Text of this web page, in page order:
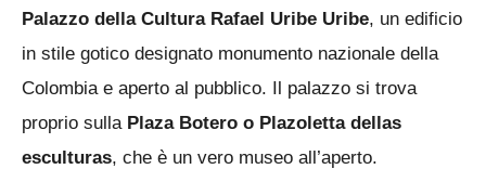
Palazzo della Cultura Rafael Uribe Uribe, un edificio
in stile gotico designato monumento nazionale della
Colombia e aperto al pubblico. Il palazzo si trova
proprio sulla Plaza Botero o Plazoletta dellas
esculturas, che è un vero museo all’aperto.